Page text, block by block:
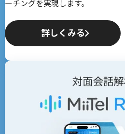
ーチングを実現します。
詳しくみる